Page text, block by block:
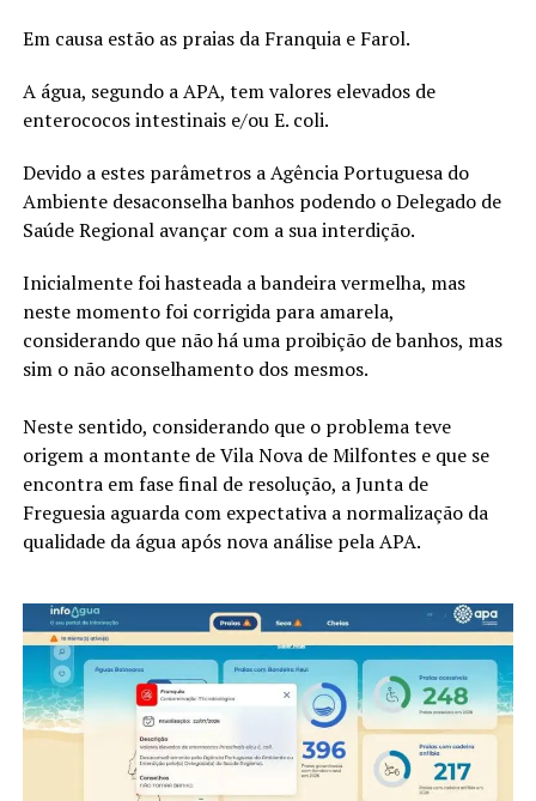
Em causa estão as praias da Franquia e Farol.
A água, segundo a APA, tem valores elevados de
enterococos intestinais e/ou E. coli.
Devido a estes parâmetros a Agência Portuguesa do
Ambiente desaconselha banhos podendo o Delegado de
Saúde Regional avançar com a sua interdição.
Inicialmente foi hasteada a bandeira vermelha, mas
neste momento foi corrigida para amarela,
considerando que não há uma proibição de banhos, mas
sim o não aconselhamento dos mesmos.
Neste sentido, considerando que o problema teve
origem a montante de Vila Nova de Milfontes e que se
encontra em fase final de resolução, a Junta de
Freguesia aguarda com expectativa a normalização da
qualidade da água após nova análise pela APA.